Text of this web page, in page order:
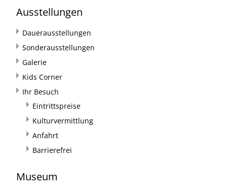
Ausstellungen
Dauerausstellungen
Sonderausstellungen
Galerie
Kids Corner
Ihr Besuch
Eintrittspreise
Kulturvermittlung
Anfahrt
Barrierefrei
Museum